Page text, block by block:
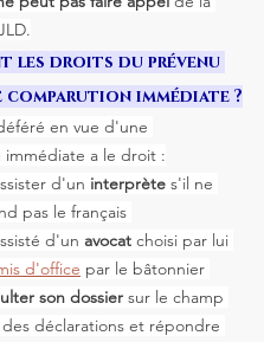
les droits du prévenu
immédiate ?
en vue d'une
a le droit :
d'un interprète s'il ne
pas le français
d'un avocat choisi par lui
d'office par le bâtonnier
son dossier sur le champ
des déclarations et répondre